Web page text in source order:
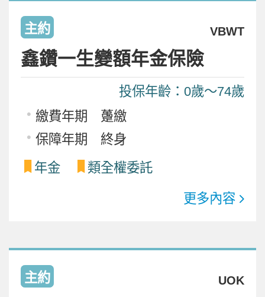
主約 VBWT
鑫鑽一生變額年金保險
投保年齡：0歲～74歲
繳費年期 躉繳
保障年期 終身
年金
類全權委託
更多內容
主約 UOK